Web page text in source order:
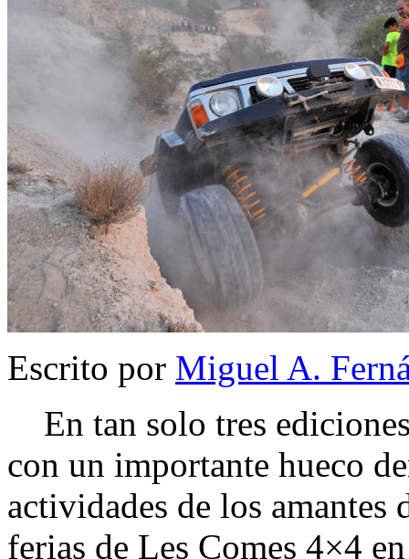
Escrito por Miguel A.
En tan solo tres
con un importante hueco
actividades de los
ferias de Les Comes 4×4